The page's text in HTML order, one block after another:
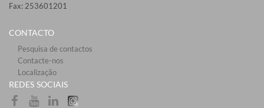
Fax: 253601201​
CONTACTO
Pesquisa de contactos
Contacte-nos
Localização
​REDES SOCIAI​S​​